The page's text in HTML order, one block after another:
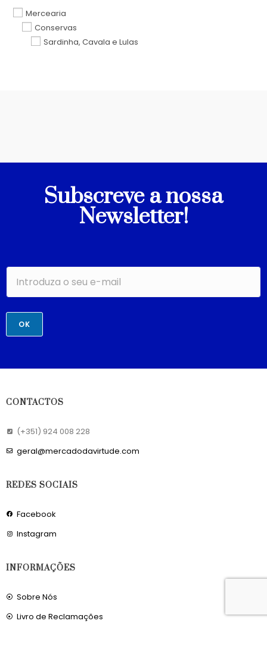
Mercearia
Conservas
Sardinha, Cavala e Lulas
Subscreve a nossa
Newsletter!
OK
CONTACTOS
(+351) 924 008 228
geral@mercadodavirtude.com
REDES SOCIAIS
Facebook
Instagram
INFORMAÇÕES
Sobre Nós
Livro de Reclamações